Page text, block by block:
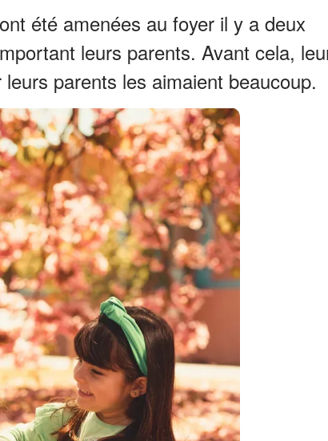
été amenées au foyer il y a deux
leurs parents. Avant cela,
parents les aimaient beaucoup.